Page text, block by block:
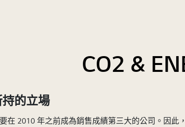
CO2 &
持的立場
在 2010 年之前成為銷售成績第三大的公司。因